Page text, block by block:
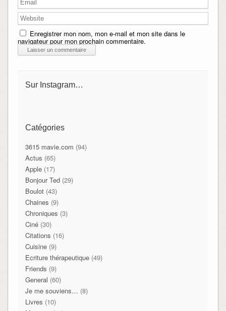
Enregistrer mon nom, mon e-mail et mon site dans le
navigateur pour mon prochain commentaire.
Sur Instagram…
Catégories
3615 mavie.com (94)
Actus (65)
Apple(17)
Bonjour Ted(29)
Boulot(43)
Chaines (9)
Chroniques (3)
Ciné(30)
Citations (16)
Cuisine(9)
Ecriture thérapeutique(49)
Friends (9)
General (60)
Je me souviens… (8)
Livres (10)